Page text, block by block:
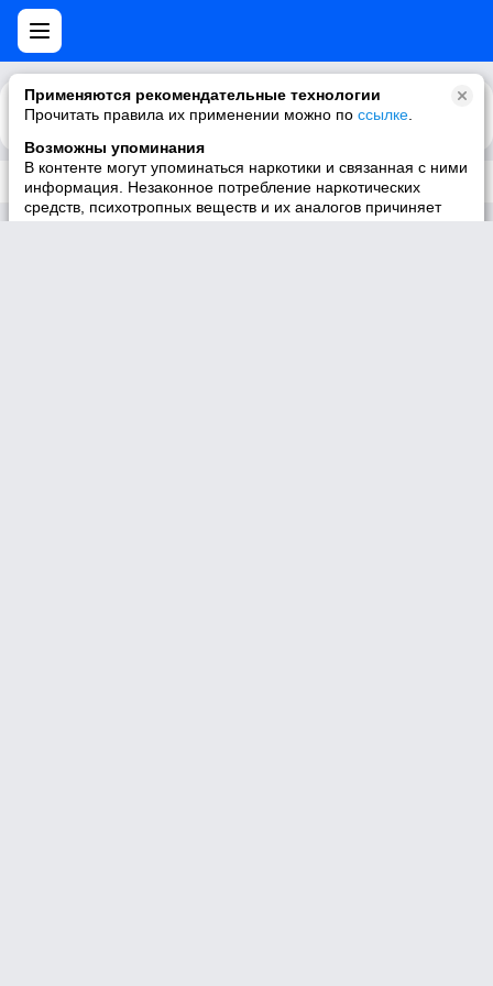
Применяются рекомендательные технологии
Прочитать правила их применении можно по ссылке
Возможны упоминания
В контенте могут упоминаться наркотики и связанная с ними
информация. Незаконное потребление наркотических
средств, психотропных веществ и их аналогов причиняет
Каталог Рекомендации
Трек не существует